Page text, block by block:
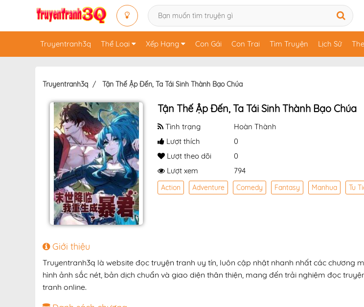
Truyentranh3q Thể Loại Xếp Hạng Con Gái Con Trai Tìm Truyện Lịch Sử
Truyentranh3q Tận Thế Ập Đến, Ta Tái Sinh Thành Bạo Chúa
Tận Thế Ập Đến, Ta Tái Sinh Thành Bạo Chúa
Tình trạng
Hoàn Thành
Lượt thích
0
Lượt theo dõi
0
Lượt xem
794
Action Adventure Comedy Fantasy Manhua Tu
Giới thiệu
Truyentranh3q là website đọc truyện tranh uy tín, luôn cập nhật nhanh nhất các chương
hình ảnh sắc nét, bản dịch chuẩn và giao diện thân thiện, mang đến trải nghiệm đọc
tranh online.